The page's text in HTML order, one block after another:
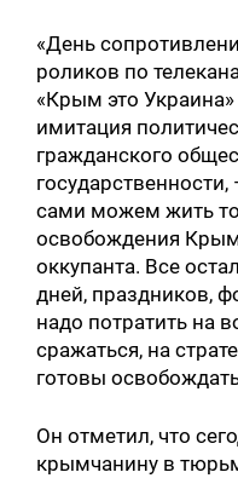
«День
роликов по
«Крым это Украина»
имитация
гражданского
сами можем жить
освобождения
оккупанта. Все
дней, праздников,
надо потратить на
сражаться, на
готовы
Он отметил, что
крымчанину в